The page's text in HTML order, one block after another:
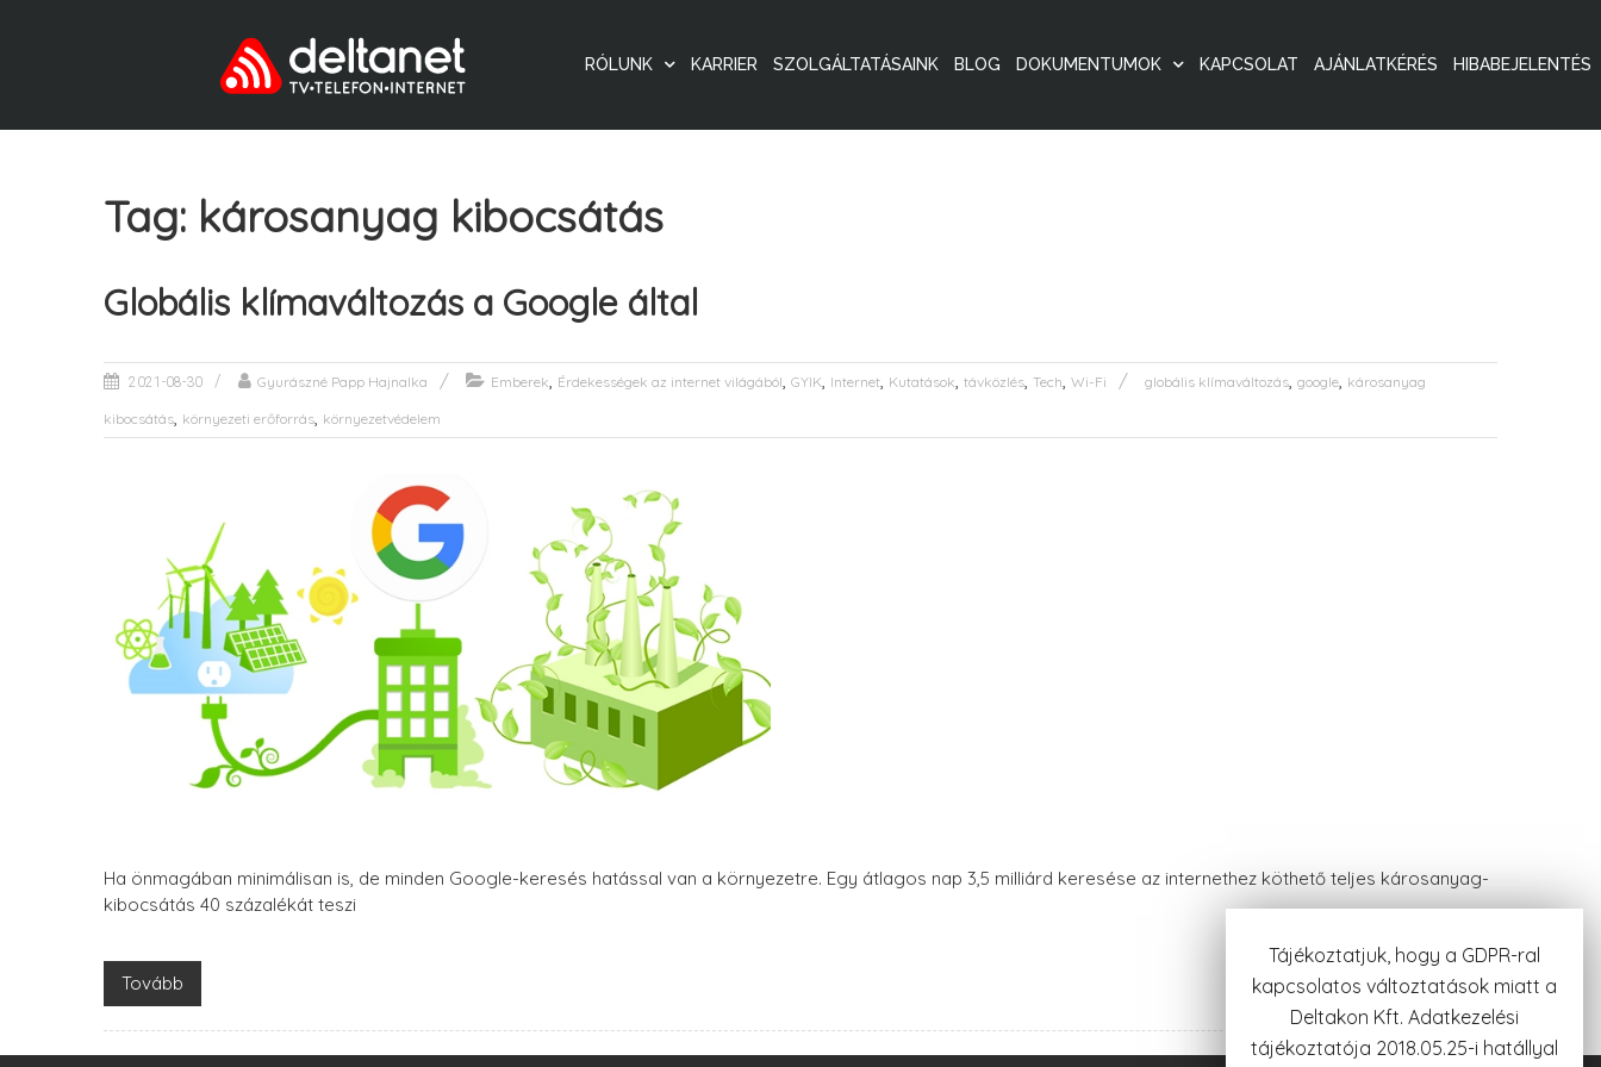
RÓLUNK KARRIER SZOLGÁLTATÁSAINK BLOG DOKUMENTUMOK KAPCSOLAT AJÁNLATKÉRÉS HIBABEJELENTÉS
Tag: károsanyag kibocsátás
Globális klímaváltozás a Google által
2021-08-30 Gyurászné Papp Hajnalka Emberek, Érdekességek az internet világából, GYIK, Internet, Kutatások, távközlés, Tech, Wi-Fi globális klímaváltozás, google, károsanyag
kibocsátás, környezeti erőforrás, környezetvédelem
Ha önmagában minimálisan is, de minden Google-keresés hatással van a környezetre. Egy átlagos nap 3,5 milliárd keresése az internethez köthető teljes károsanyag-
kibocsátás 40 százalékát teszi
Tovább
Tájékoztatjuk, hogy a GDPR-ral
kapcsolatos változtatások miatt a
Deltakon Kft. Adatkezelési
tájékoztatója 2018.05.25-i hatállyal